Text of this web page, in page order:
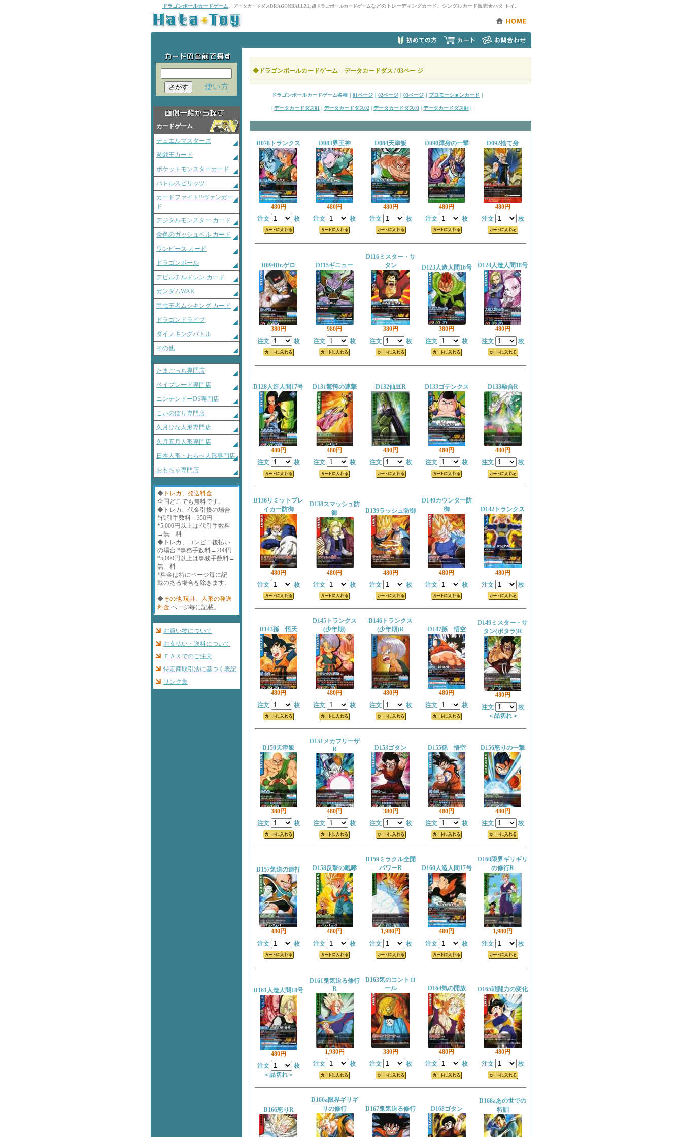
ドラゴンボールカードゲーム データカードダスDRAGONBALLZ2, 超ドラごボールカードゲームなどのトレーディングカード、シングルカード販売★ハタ トイ。
使い方
カードゲーム
デュエルマスターズ
遊戯王カード
ポケットモンスターカード
バトルスピリッツ
カードファイト!!ヴァンガー
ド
デジタルモンスター カード
金色のガッシュベル カード
ワンピース カード
ドラゴンボール
デビルチルドレン カード
ガンダムWAR
甲虫王者ムシキング カード
ドラゴンドライブ
ダイノキングバトル
その他
たまごっち専門店
ベイブレード専門店
ニンテンドーDS専門店
こいのぼり専門店
久月ひな人形専門店
久月五月人形専門店
日本人形・わらべ人形専門店
おもちゃ専門店
◆ トレカ、発送料金
全国どこでも無料です。
◆トレカ、代金引換の場合
*代引手数料→350円
*5,000円以上は 代引手数料
→無 料
◆トレカ、コンビニ後払い
の場合 *事務手数料→200円
*5,000円以上は事務手数料→
無 料
*料金は特にページ毎に記
載のある場合を除きます。
◆その他 玩具、人形の発送
料金 ページ毎に記載。
お買い物について
お支払い・送料について
ＦＡＸでのご注文
特定商取引法に基づく表記
リンク集
◆ドラゴンボールカードゲーム データカードダス / 03ペー ジ
ドラゴンボールカードゲーム各種｜ 01ページ 02ページ 03ページ プロモーションカード
| データカードダス01 | データカードダス02 | データカードダス03 | データカードダス04 |
D078トランクス
480円
注文
枚
D083界王神
480円
注文
枚
D084天津飯
480円
注文
枚
D090渾身の一撃
480円
注文
枚
D092捨て身
480円
注文
枚
D094Dr.ゲロ
380円
注文
枚
D115ギニュー
980円
注文
枚
D116ミスター・サ
タン
380円
注文
枚
D123人造人間16号
380円
注文
枚
D124人造人間18号
480円
注文
枚
D128人造人間17号
480円
注文
枚
D131驚愕の連撃
480円
注文
枚
D132仙豆R
480円
注文
枚
D133ゴテンクス
480円
注文
枚
D133融合R
480円
注文
枚
D136リミットブレ
イカー防御
480円
注文
枚
D138スマッシュ防
御
480円
注文
枚
D139ラッシュ防御
480円
注文
枚
D140カウンター防
御
480円
注文
枚
D142トランクス
480円
注文
枚
D143孫 悟天
480円
注文
枚
D145トランクス
(少年期)
480円
注文
枚
D146トランクス
(少年期)R
480円
注文
枚
D147孫 悟空
480円
注文
枚
D149ミスター・サ
タン(ポタラ)R
480円
注文
枚
＜品切れ＞
D150天津飯
380円
注文
枚
D151メカフリーザ
R
480円
注文
枚
D153ゴタン
380円
注文
枚
D155孫 悟空
480円
注文
枚
D156怒りの一撃
480円
注文
枚
D157気迫の連打
480円
注文
枚
D158反撃の咆哮
480円
注文
枚
D159ミラクル全開
パワーR
1,980円
注文
枚
D160人造人間17号
480円
注文
枚
D160限界ギリギリ
の修行R
1,980円
注文
枚
D161人造人間18号
480円
注文
枚
＜品切れ＞
D161鬼気迫る修行
R
1,980円
注文
枚
D163気のコントロ
ール
380円
注文
枚
D164気の開放
480円
注文
枚
D165戦闘力の変化
480円
注文
枚
D166怒りR
D166a限界ギリギ
リの修行
D167鬼気迫る修行 D168ゴタン
D168aあの世での
特訓